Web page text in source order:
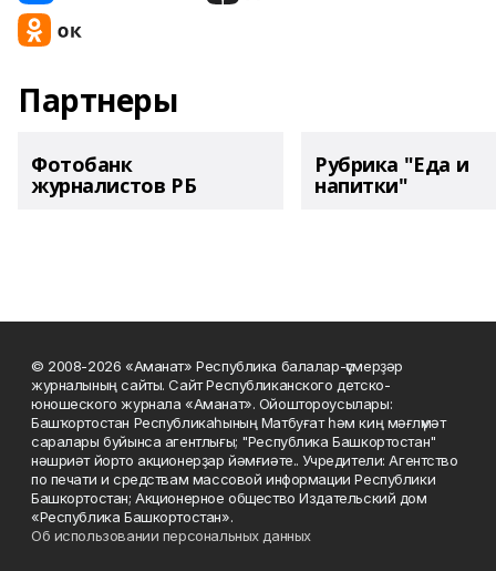
Партнеры
Фотобанк
журналистов РБ
Рубрика "Еда и
напитки"
© 2008-2026 «Аманат» Республика балалар-үҫмерҙәр
журналының сайты. Сайт Республиканского детско-
юношеского журнала «Аманат». Ойоштороусылары:
Башҡортостан Республикаһының Матбуғат һәм киң мәғлүмәт
саралары буйынса агентлығы; "Республика Башкортостан"
нәшриәт йорто акционерҙар йәмғиәте.. Учредители: Агентство
по печати и средствам массовой информации Республики
Башкортостан; Акционерное общество Издательский дом
«Республика Башкортостан».
Об использовании персональных данных